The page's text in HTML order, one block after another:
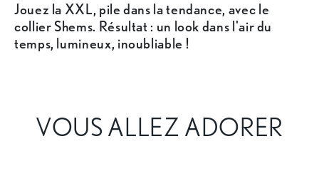
Jouez la XXL, pile dans la tendance, avec le
collier Shems. Résultat : un look dans l'air du
temps, lumineux, inoubliable !
VOUS ALLEZ ADORER